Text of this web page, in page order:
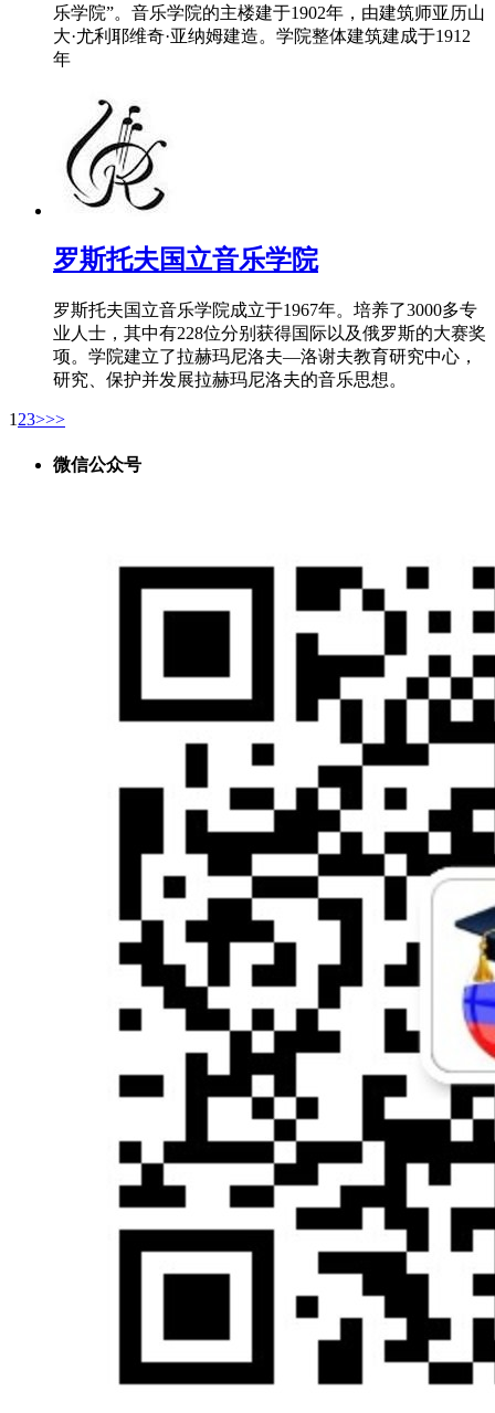
乐学院”。音乐学院的主楼建于1902年，由建筑师亚历山
大·尤利耶维奇·亚纳姆建造。学院整体建筑建成于1912
年
罗斯托夫国立音乐学院
罗斯托夫国立音乐学院成立于1967年。培养了3000多专
业人士，其中有228位分别获得国际以及俄罗斯的大赛奖
项。学院建立了拉赫玛尼洛夫—洛谢夫教育研究中心，
研究、保护并发展拉赫玛尼洛夫的音乐思想。
1 23>>>
微信公众号